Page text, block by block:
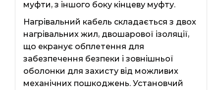
муфти, з іншого боку кінцеву муфту.
Нагрівальний кабель складається з двох
нагрівальних жил, двошарової ізоляції,
що екранує обплетення для
забезпечення безпеки і зовнішньої
оболонки для захисту від можливих
механічних пошкоджень. Установчий